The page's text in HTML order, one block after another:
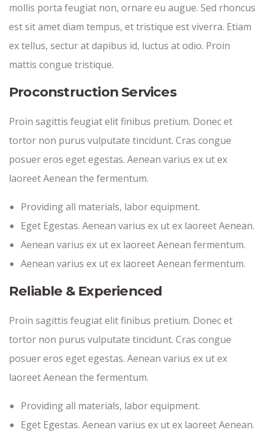
mollis porta feugiat non, ornare eu augue. Sed rhoncus
est sit amet diam tempus, et tristique est viverra. Etiam
ex tellus, sectur at dapibus id, luctus at odio. Proin
mattis congue tristique.
Proconstruction Services
Proin sagittis feugiat elit finibus pretium. Donec et
tortor non purus vulputate tincidunt. Cras congue
posuer eros eget egestas. Aenean varius ex ut ex
laoreet Aenean the fermentum.
Providing all materials, labor equipment.
Eget Egestas. Aenean varius ex ut ex laoreet Aenean.
Aenean varius ex ut ex laoreet Aenean fermentum.
Aenean varius ex ut ex laoreet Aenean fermentum.
Reliable & Experienced
Proin sagittis feugiat elit finibus pretium. Donec et
tortor non purus vulputate tincidunt. Cras congue
posuer eros eget egestas. Aenean varius ex ut ex
laoreet Aenean the fermentum.
Providing all materials, labor equipment.
Eget Egestas. Aenean varius ex ut ex laoreet Aenean.